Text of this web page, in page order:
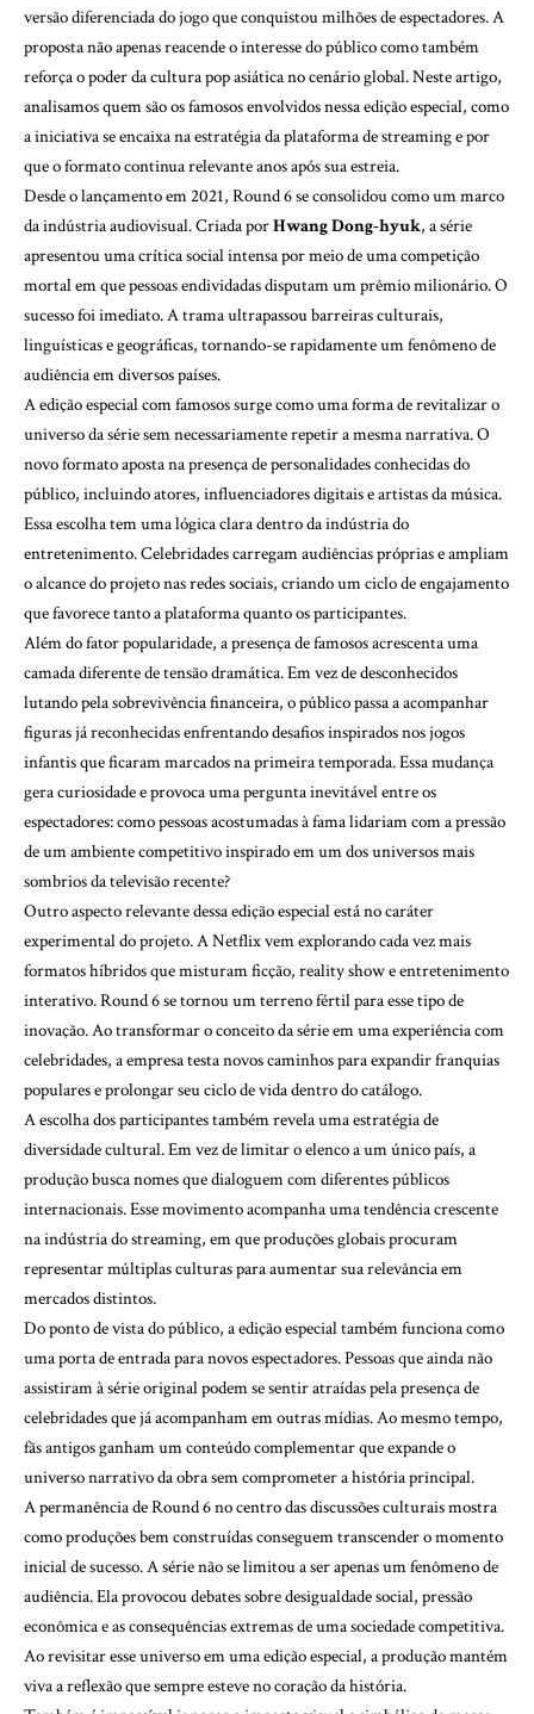
versão diferenciada do jogo que conquistou milhões de espectadores. A
proposta não apenas reacende o interesse do público como também
reforça o poder da cultura pop asiática no cenário global. Neste artigo,
analisamos quem são os famosos envolvidos nessa edição especial, como
a iniciativa se encaixa na estratégia da plataforma de streaming e por
que o formato continua relevante anos após sua estreia.
Desde o lançamento em 2021, Round 6 se consolidou como um marco
da indústria audiovisual. Criada porHwang Dong-hyuk, a série
apresentou uma crítica social intensa por meio de uma competição
mortal em que pessoas endividadas disputam um prêmio milionário. O
sucesso foi imediato. A trama ultrapassou barreiras culturais,
linguísticas e geográficas, tornando-se rapidamente um fenômeno de
audiência em diversos países.
A edição especial com famosos surge como uma forma de revitalizar o
universo da série sem necessariamente repetir a mesma narrativa. O
novo formato aposta na presença de personalidades conhecidas do
público, incluindo atores, influenciadores digitais e artistas da música.
Essa escolha tem uma lógica clara dentro da indústria do
entretenimento. Celebridades carregam audiências próprias e ampliam
o alcance do projeto nas redes sociais, criando um ciclo de engajamento
que favorece tanto a plataforma quanto os participantes.
Além do fator popularidade, a presença de famosos acrescenta uma
camada diferente de tensão dramática. Em vez de desconhecidos
lutando pela sobrevivência financeira, o público passa a acompanhar
figuras já reconhecidas enfrentando desafios inspirados nos jogos
infantis que ficaram marcados na primeira temporada. Essa mudança
gera curiosidade e provoca uma pergunta inevitável entre os
espectadores: como pessoas acostumadas à fama lidariam com a pressão
de um ambiente competitivo inspirado em um dos universos mais
sombrios da televisão recente?
Outro aspecto relevante dessa edição especial está no caráter
experimental do projeto. A Netflix vem explorando cada vez mais
formatos híbridos que misturam ficção, reality show e entretenimento
interativo. Round 6 se tornou um terreno fértil para esse tipo de
inovação. Ao transformar o conceito da série em uma experiência com
celebridades, a empresa testa novos caminhos para expandir franquias
populares e prolongar seu ciclo de vida dentro do catálogo.
A escolha dos participantes também revela uma estratégia de
diversidade cultural. Em vez de limitar o elenco a um único país, a
produção busca nomes que dialoguem com diferentes públicos
internacionais. Esse movimento acompanha uma tendência crescente
na indústria do streaming, em que produções globais procuram
representar múltiplas culturas para aumentar sua relevância em
mercados distintos.
Do ponto de vista do público, a edição especial também funciona como
uma porta de entrada para novos espectadores. Pessoas que ainda não
assistiram à série original podem se sentir atraídas pela presença de
celebridades que já acompanham em outras mídias. Ao mesmo tempo,
fãs antigos ganham um conteúdo complementar que expande o
universo narrativo da obra sem comprometer a história principal.
A permanência de Round 6 no centro das discussões culturais mostra
como produções bem construídas conseguem transcender o momento
inicial de sucesso. A série não se limitou a ser apenas um fenômeno de
audiência. Ela provocou debates sobre desigualdade social, pressão
econômica e as consequências extremas de uma sociedade competitiva.
Ao revisitar esse universo em uma edição especial, a produção mantém
viva a reflexão que sempre esteve no coração da história.